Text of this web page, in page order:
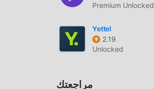
Premium Unlocked
Yettel
2.19
Unlocked
مراجعتك